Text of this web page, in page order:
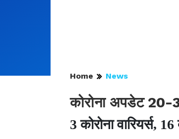
Home News
कोरोना अपडेट
3 कोरोना वारियर्स,